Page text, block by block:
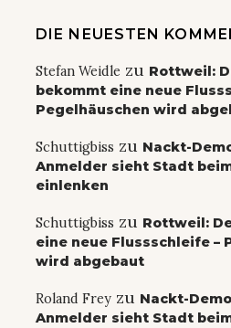
DIE NEUESTEN
Stefan Weidle zu Rottweil:
bekommt eine neue
Pegelhäuschen wird
Schuttigbiss zu Nackt-
Anmelder sieht Stadt
einlenken
Schuttigbiss zu Rottweil:
eine neue Flussschleife –
wird abgebaut
Roland Frey zu Nackt-
Anmelder sieht Stadt